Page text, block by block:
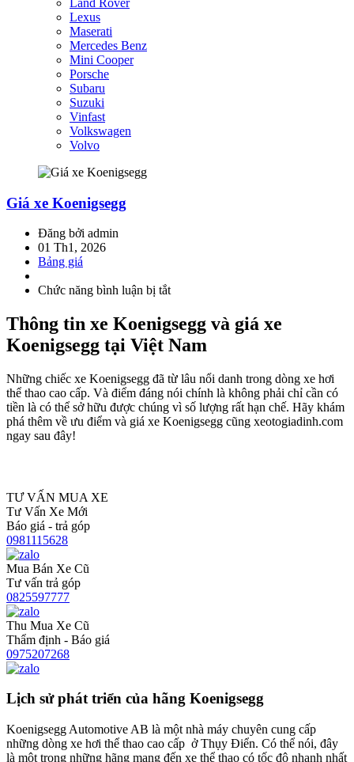
Land Rover
Lexus
Maserati
Mercedes Benz
Mini Cooper
Porsche
Subaru
Suzuki
Vinfast
Volkswagen
Volvo
Giá xe Koenigsegg
Đăng bởi admin
01 Th1, 2026
Bảng giá
Chức năng bình luận bị tắtở
xe
Koenigsegg
Thông tin xe Koenigsegg và giá xe
Koenigsegg tại Việt Nam
Những chiếc xe Koenigsegg đã từ lâu nổi danh trong dòng xe hơi
thể thao cao cấp. Và điểm đáng nói chính là không phải chỉ cần có
tiền là có thể sở hữu được chúng vì số lượng rất hạn chế. Hãy khám
phá thêm về ưu điểm và giá xe Koenigsegg cũng xeotogiadinh.com
ngay sau đây!
TƯ VẤN MUA XE
Tư Vấn Xe Mới
Báo giá - trả góp
0981115628
Mua Bán Xe Cũ
Tư vấn trả góp
0825597777
Thu Mua Xe Cũ
Thẩm định - Báo giá
0975207268
Lịch sử phát triển của hãng Koenigsegg
Koenigsegg Automotive AB là một nhà máy chuyên cung cấp
những dòng xe hơi thể thao cao cấp ở Thụy Điển. Có thể nói, đây
là một trong những hãng mang đến xe thể thao có tốc độ nhanh nhất